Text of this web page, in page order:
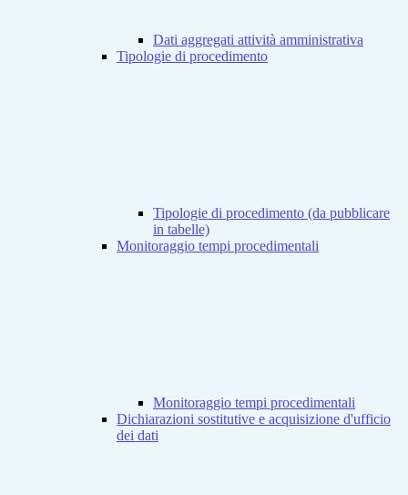
Dati aggregati attività amministrativa
Tipologie di procedimento
Tipologie di procedimento (da pubblicare
in tabelle)
Monitoraggio tempi procedimentali
Monitoraggio tempi procedimentali
Dichiarazioni sostitutive e acquisizione d'ufficio
dei dati